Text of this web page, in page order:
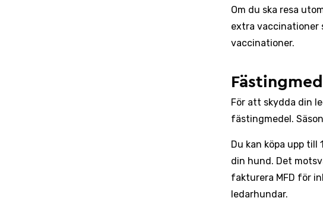
Om du ska resa
extra vaccinationer
vaccinationer.
För att skydda din
fästingmedel.
Du kan köpa upp
din hund. Det
fakturera MFD för
ledarhundar.